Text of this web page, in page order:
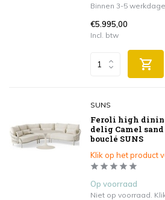
Binnen 3-5
€5.995,00
Incl. btw
SUNS
Feroli high
delig Camel
bouclé SUNS
Klik op het product
Op voorraad
Niet op voorraad.